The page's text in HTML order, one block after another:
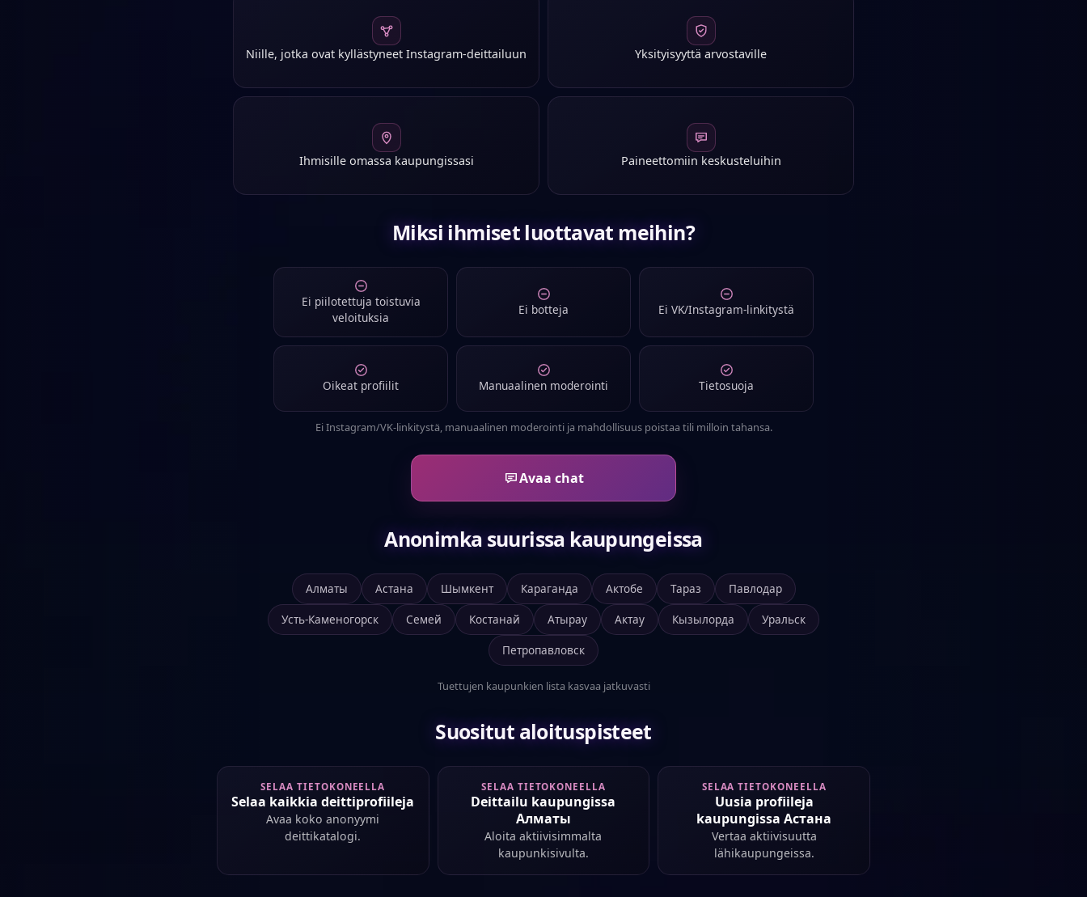
Niille, jotka ovat kyllästyneet Instagram-deittailuun Yksityisyyttä arvostaville
Ihmisille omassa kaupungissasi Paineettomiin keskusteluihin
Miksi ihmiset luottavat meihin?
Ei piilotettuja toistuvia
veloituksia
Ei botteja Ei VK/Instagram-linkitystä
Oikeat profiilit Manuaalinen moderointi Tietosuoja
Ei Instagram/VK-linkitystä, manuaalinen moderointi ja mahdollisuus poistaa tili milloin tahansa.
Avaa chat
Anonimka suurissa kaupungeissa
Алматы Астана Шымкент Караганда Актобе Тараз
Павлодар
Усть-Каменогорск
Семей Костанай Атырау Актау Кызылорда
Уральск
Петропавловск
Tuettujen kaupunkien lista kasvaa jatkuvasti
Suositut aloituspisteet
SELAA TIETOKONEELLA
Selaa kaikkia deittiprofiileja
Avaa koko anonyymi
deittikatalogi.
SELAA TIETOKONEELLA
Deittailu kaupungissa
Алматы
Aloita aktiivisimmalta
kaupunkisivulta.
SELAA TIETOKONEELLA
Uusia profiileja
kaupungissa Астана
Vertaa aktiivisuutta
lähikaupungeissa.